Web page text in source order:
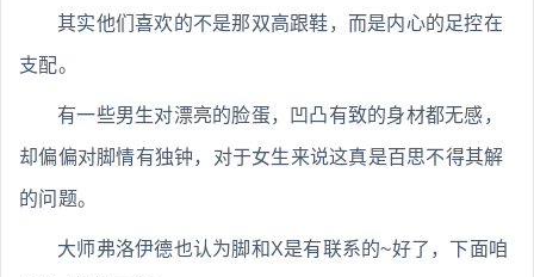
其实他们喜欢的不是那双高跟鞋，而是内心的足控在
支配。
有一些男生对漂亮的脸蛋，凹凸有致的身材都无感，
却偏偏对脚情有独钟，对于女生来说这真是百思不得其解
的问题。
大师弗洛伊德也认为脚和X是有联系的~好了，下面咱